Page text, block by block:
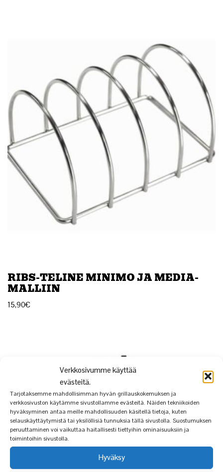
Verkkosivumme käyttää
evästeitä.
Tarjotaksemme mahdollisimman hyvän grillauskokemuksen ja
verkkosivuston käytämme sivustollamme evästeitä. Näiden tekniikoiden
hyväksyminen antaa meille mahdollisuuden käsitellä tietoja, kuten
selauskäyttäytymistä tai yksilöllisiä tunnuksia tällä sivustolla. Suostumuksen
peruuttaminen voi vaikuttaa haitallisesti tiettyihin ominaisuuksiin ja
toimintoihin sivustolla.
Hyväksy
RIBS-TELINE MINIMO JA MEDIA-
MALLIIN
15,90€